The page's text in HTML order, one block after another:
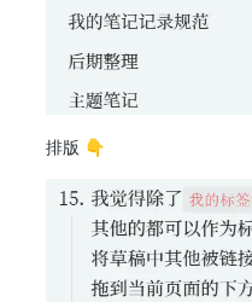
排版 👇